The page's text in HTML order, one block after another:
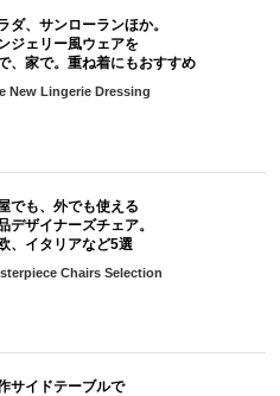
ダ、サンローランほか。
ジェリー風ウェアを
、家で。重ね着にもおすすめ
New Lingerie Dressing
でも、外でも使える
デザイナーズチェア。
、イタリアなど5選
Chairs Selection
サイドテーブルで